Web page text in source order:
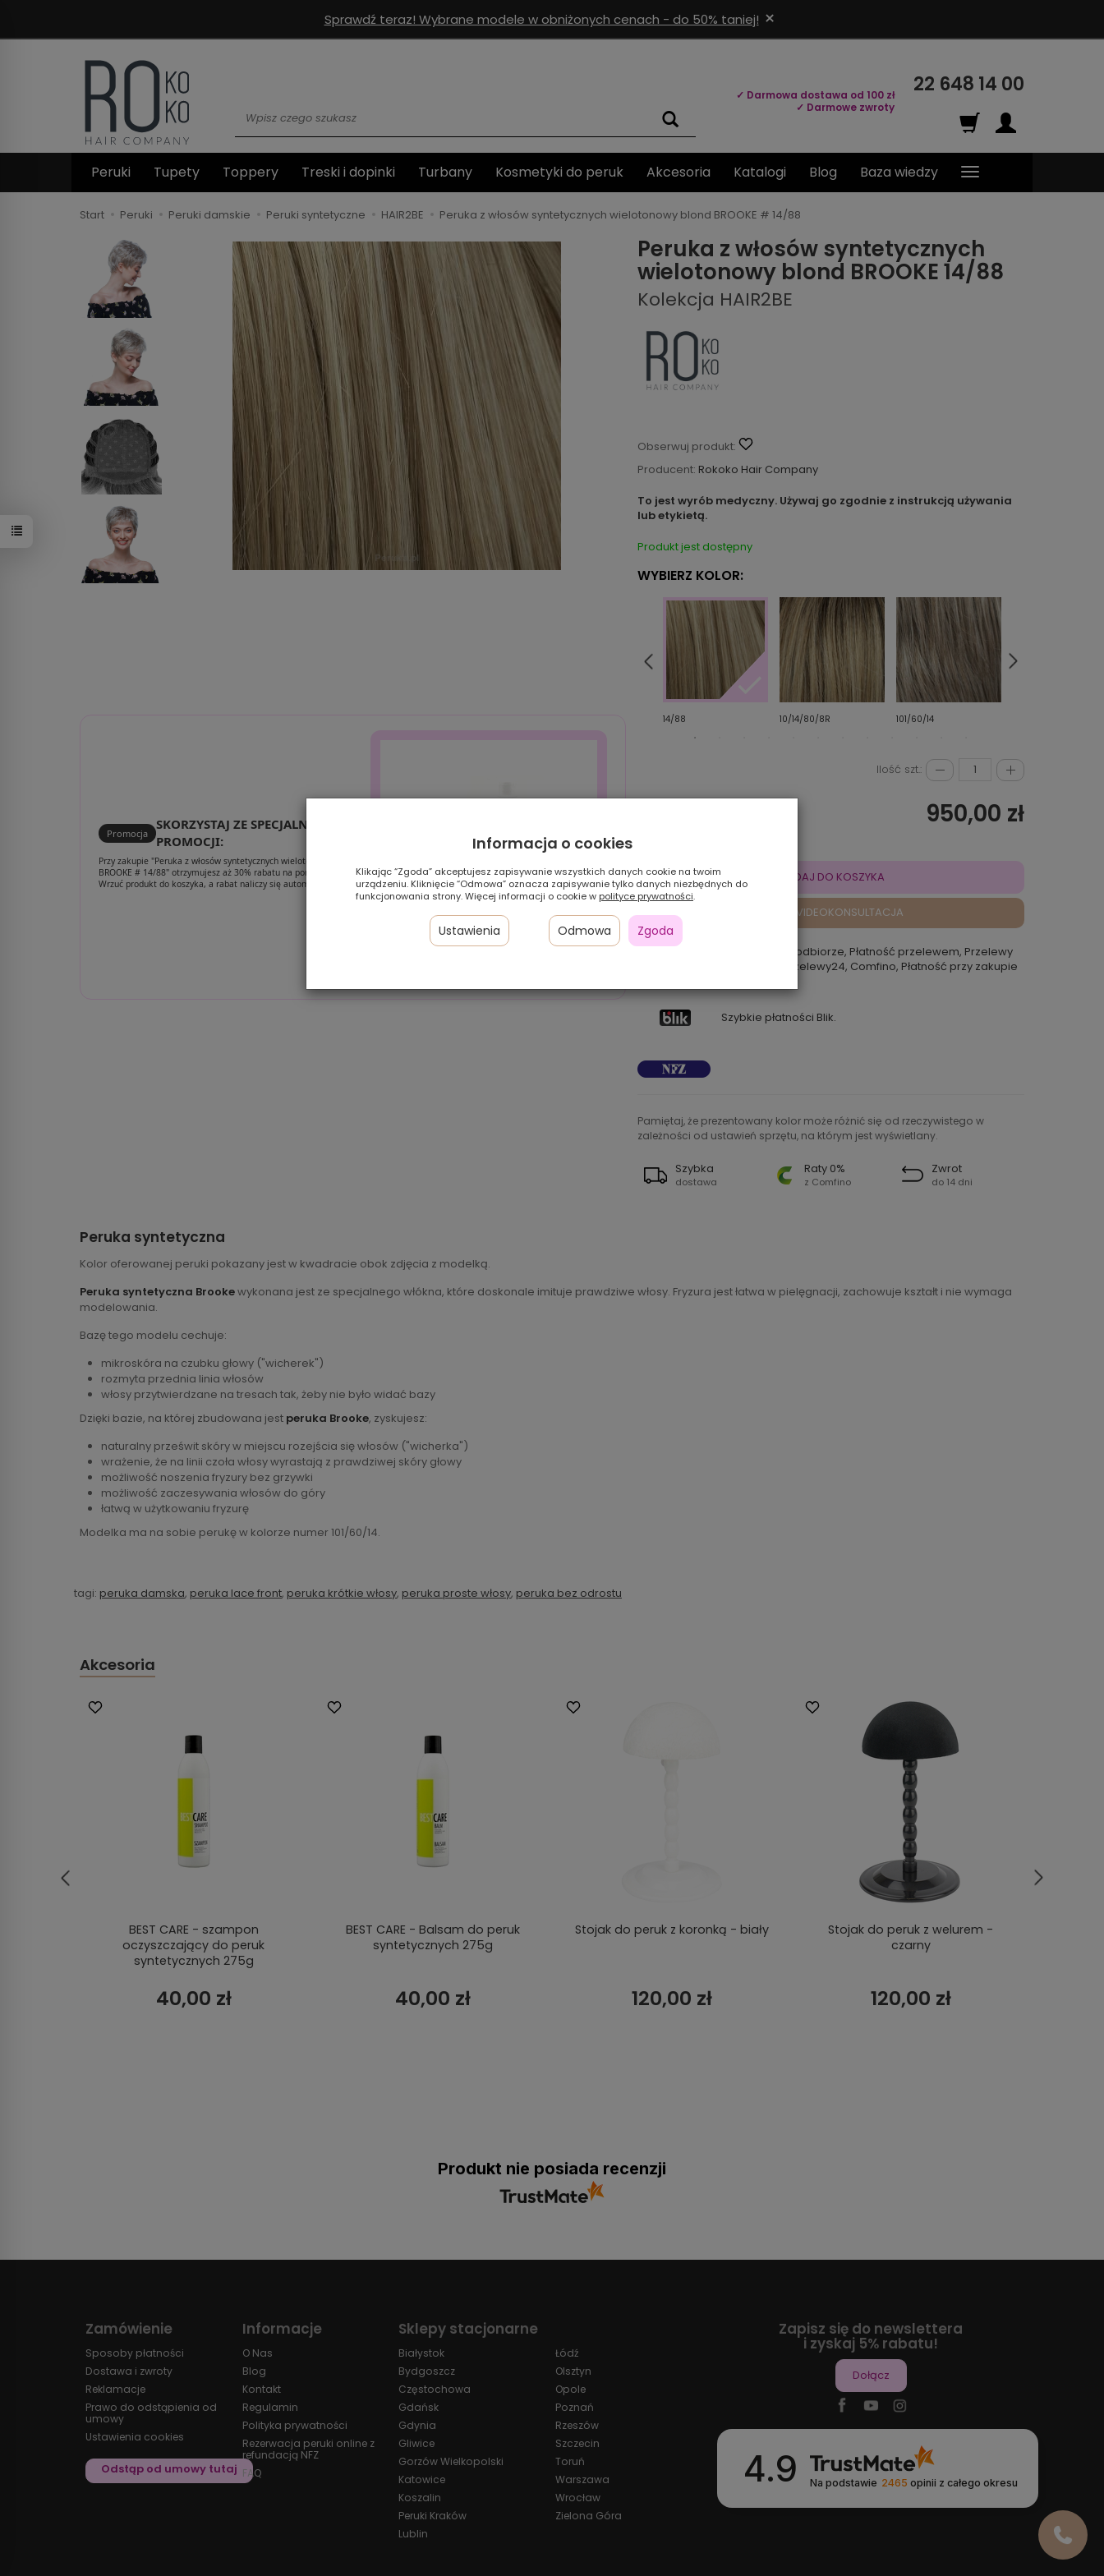
Sprawdź teraz! Wybrane modele w obniżonych cenach - do 50% taniej! ×
✓ Darmowa dostawa od 100 zł
✓ Darmowe zwroty
22 648 14 00
Peruki Tupety Toppery Treski i dopinki Turbany Kosmetyki do peruk Akcesoria Katalogi Blog Baza wiedzy
Start Peruki Peruki damskie Peruki syntetyczne HAIR2BE Peruka z włosów syntetycznych wielotonowy blond BROOKE # 14/88
Promocja
SKORZYSTAJ ZE SPECJALNEJ
PROMOCJI:
Przy zakupie "Peruka z włosów syntetycznych wielotonowy blond
BROOKE # 14/88" otrzymujesz aż 30% rabatu na poniższy zestaw!
Wrzuć produkt do koszyka, a rabat naliczy się automatycznie.
Peruka z włosów syntetycznych
wielotonowy blond BROOKE 14/88
Kolekcja HAIR2BE
Obserwuj produkt:
Producent: Rokoko Hair Company
To jest wyrób medyczny. Używaj go zgodnie z instrukcją używania
lub etykietą.
Produkt jest dostępny
WYBIERZ KOLOR:
14/88 10/14/80/8R 101/60/14
Ilość szt.:
950,00 zł
DODAJ DO KOSZYKA
VIDEOKONSULTACJA
Płatność przy odbiorze, Płatność przelewem, Przelewy
24 Rokoko, Przelewy24, Comfino, Płatność przy zakupie
Szybkie płatności Blik.
Pamiętaj, że prezentowany kolor może różnić się od rzeczywistego w
zależności od ustawień sprzętu, na którym jest wyświetlany.
Szybka
dostawa
Raty 0%
z Comfino
Zwrot
do 14 dni
Peruka syntetyczna
Kolor oferowanej peruki pokazany jest w kwadracie obok zdjęcia z modelką.
Peruka syntetyczna Brookewykonana jest ze specjalnego włókna, które doskonale imituje prawdziwe włosy. Fryzura jest łatwa w pielęgnacji, zachowuje kształt i nie wymaga
modelowania.
Bazę tego modelu cechuje:
mikroskóra na czubku głowy ("wicherek")
rozmyta przednia linia włosów
włosy przytwierdzane na tresach tak, żeby nie było widać bazy
Dzięki bazie, na której zbudowana jest peruka Brooke, zyskujesz:
naturalny prześwit skóry w miejscu rozejścia się włosów ("wicherka")
wrażenie, że na linii czoła włosy wyrastają z prawdziwej skóry głowy
możliwość noszenia fryzury bez grzywki
możliwość zaczesywania włosów do góry
łatwą w użytkowaniu fryzurę
Modelka ma na sobie perukę w kolorze numer 101/60/14.
tagi: peruka damska, peruka lace front, peruka krótkie włosy, peruka proste włosy, peruka bez odrostu
Akcesoria
BEST CARE - szampon
oczyszczający do peruk
syntetycznych 275g
40,00 zł
BEST CARE - Balsam do peruk
syntetycznych 275g
40,00 zł
Stojak do peruk z koronką - biały
120,00 zł
Stojak do peruk z welurem -
czarny
120,00 zł
Produkt nie posiada recenzji
Zamówienie
Sposoby płatności
Dostawa i zwroty
Reklamacje
Prawo do odstąpienia od
umowy
Ustawienia cookies
Informacje
O Nas
Blog
Kontakt
Regulamin
Polityka prywatności
Rezerwacja peruki online z
refundacją NFZ
FAQ
Sklepy stacjonarne
Białystok
Bydgoszcz
Częstochowa
Gdańsk
Gdynia
Gliwice
Gorzów Wielkopolski
Katowice
Koszalin
Peruki Kraków
Lublin
Łódź
Olsztyn
Opole
Poznań
Rzeszów
Szczecin
Toruń
Warszawa
Wrocław
Zielona Góra
Zapisz się do newslettera
i zyskaj 5% rabatu!
Dołącz
4.9 Na podstawie 2465 opinii z całego okresu
Informacja o cookies
Klikając “Zgoda” akceptujesz zapisywanie wszystkich danych cookie na twoim
urządzeniu. Kliknięcie “Odmowa” oznacza zapisywanie tylko danych niezbędnych do
funkcjonowania strony. Więcej informacji o cookie w polityce prywatności.
Ustawienia Odmowa Zgoda